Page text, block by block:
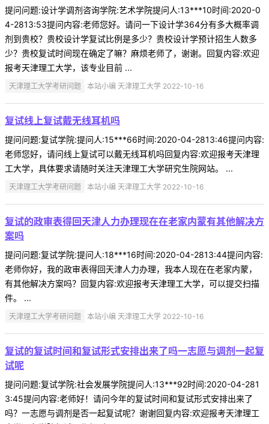
提问问题:设计学调剂咨询学院:艺术学院提问人:13***10时间:2020-0
4-2813:53提问内容:老师您好。请问一下设计学364分有多大概率调
剂到贵校？贵校设计学复试比例是多少？贵校设计学预计招生人数多
少？贵校复试时间现在确定了嘛？麻烦老师了，谢谢。回复内容:欢迎
报考天津理工大学，该专业目前 ...
天津理工大学考研问题 本站小编 天津理工大学 2022-10-16
复试线上复试戴无线耳机吗
提问问题:复试学院:提问人:15***66时间:2020-04-2813:46提问内容:
老师您好，请问线上复试可以戴无线耳机吗回复内容:欢迎报考天津理
工大学，具体要求请随时关注天津理工大学研究生院网站。 ...
天津理工大学考研问题 本站小编 天津理工大学 2022-10-16
复试的政审表得回天津人力办理现在在老家内蒙有其他解决方
案吗
提问问题:复试学院:提问人:18***16时间:2020-04-2813:44提问内容:
老师你好，我的政审表得回天津人力办理，我本人现在在老家内蒙，
有其他解决方案吗？回复内容:欢迎报考天津理工大学，可以提交扫描
件。 ...
天津理工大学考研问题 本站小编 天津理工大学 2022-10-16
复试的复试时间和复试形式安排出来了吗一志愿与调剂一起复
试呢
提问问题:复试学院:社会发展学院提问人:13***92时间:2020-04-281
3:45提问内容:老师好！请问今年的复试时间和复试形式安排出来了
吗？一志愿与调剂是否一起复试呢？谢谢回复内容:欢迎报考天津理工